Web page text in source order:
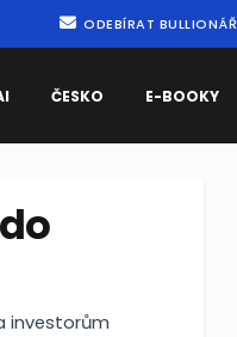
ODEBÍRAT
ČESKO E-BOOKY
investorům